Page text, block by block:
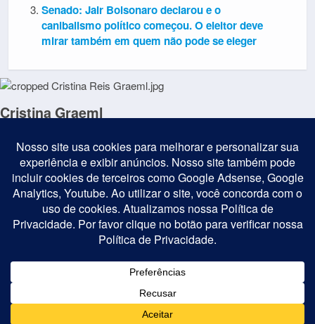
Senado: Jair Bolsonaro declarou e o
canibalismo político começou. O eleitor deve
mirar também em quem não pode se eleger
Cristina Graeml
Jornalista formada pela UFPR; 35 anos de Jornalismo, com
passagens pela reportagem de TV; atua como comentarista política.
É colunista do jornal Gazeta do Povo e comentarista do Café Com a
Gazeta do Povo.
Postagem Anterior Próxima Postagem